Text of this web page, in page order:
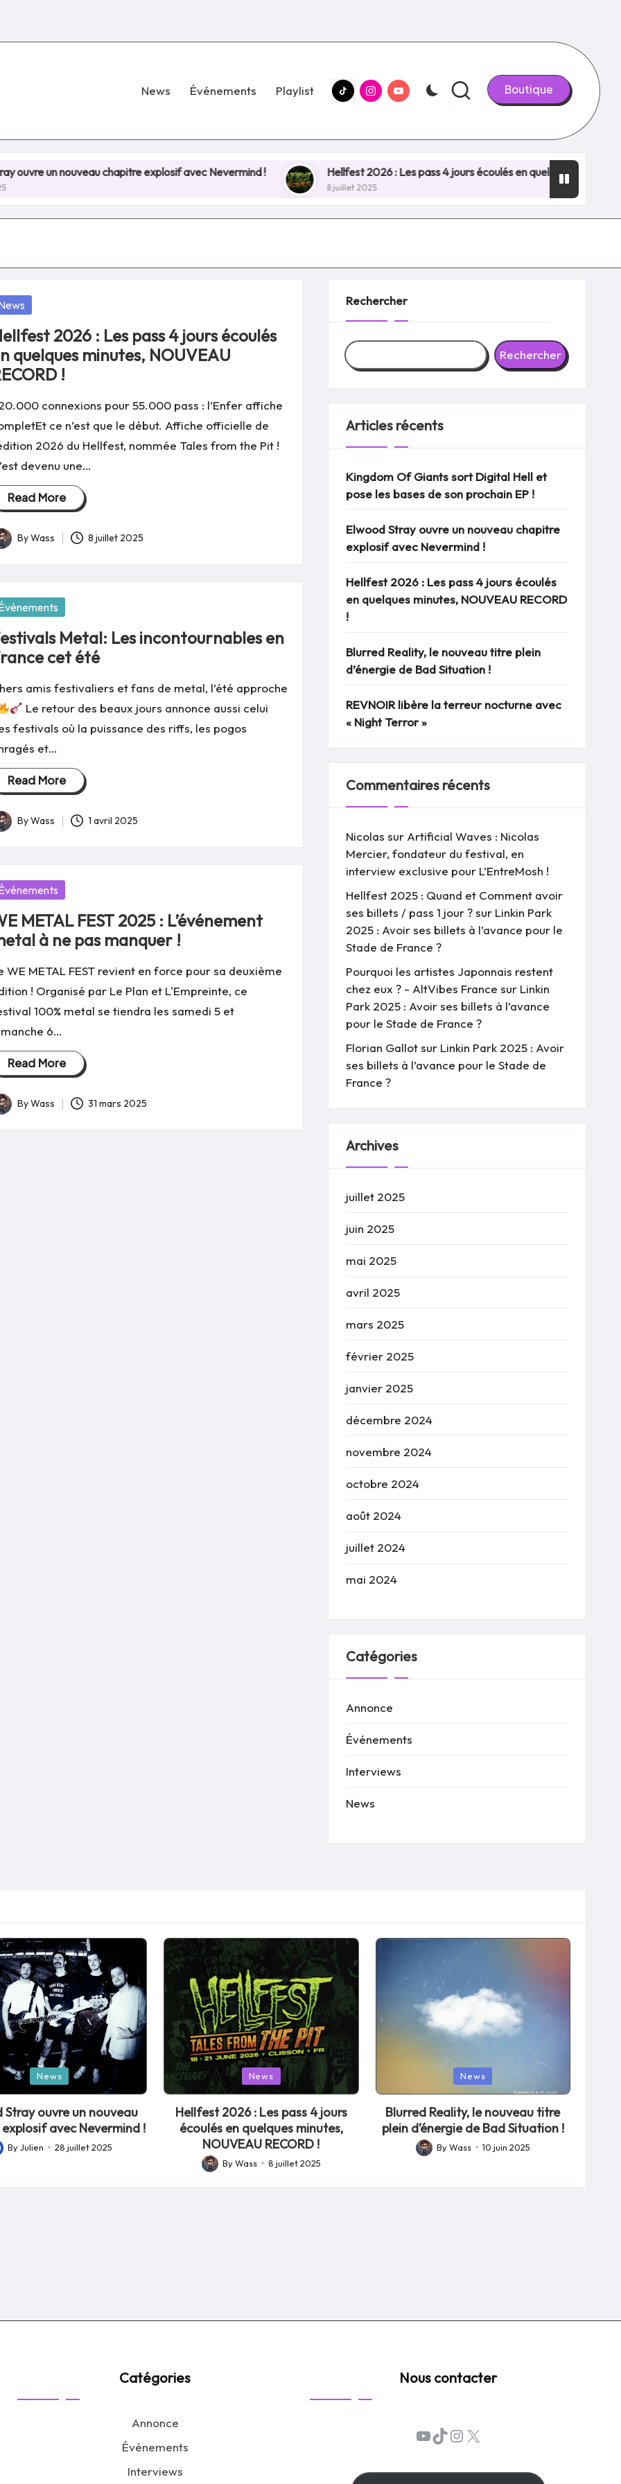
News
Événements Playlist tiktok.comInstagram.com
youtube.com Boutique
nouveau chapitre explosif avec Nevermind ! Hellfest 2026 : Les pass 4 jours écoulés en quelques minutes, NOUVEAU
8 juillet 2025
2026 : Les pass 4 jours écoulés
quelques minutes, NOUVEAU
!
connexions pour 55.000 pass : l’Enfer affiche
ce n’est que le début. Affiche officielle de
2026 du Hellfest, nommée Tales from the Pit !
devenu une…
Read More
ByWass 8 juillet 2025
Metal: Les incontournables en
cet été
amis festivaliers et fans de metal, l’été approche
Le retour des beaux jours annonce aussi celui
festivals où la puissance des riffs, les pogos
et…
Read More
ByWass 1 avril 2025
METAL FEST 2025 : L’événement
à ne pas manquer !
WE METAL FEST revient en force pour sa deuxième
! Organisé par Le Plan et L'Empreinte, ce
100% metal se tiendra les samedi 5 et
6…
Read More
ByWass 31 mars 2025
Rechercher
Rechercher
Articles récents
Kingdom Of Giants sort Digital Hell et
pose les bases de son prochain EP !
Elwood Stray ouvre un nouveau chapitre
explosif avec Nevermind !
Hellfest 2026 : Les pass 4 jours écoulés
en quelques minutes, NOUVEAU RECORD
!
Blurred Reality, le nouveau titre plein
d’énergie de Bad Situation !
REVNOIR libère la terreur nocturne avec
« Night Terror »
Commentaires récents
Nicolas sur Artificial Waves : Nicolas
Mercier, fondateur du festival, en
interview exclusive pour L’EntreMosh !
Hellfest 2025 : Quand et Comment avoir
ses billets / pass 1 jour ?sur Linkin Park
2025 : Avoir ses billets à l’avance pour le
Stade de France ?
Pourquoi les artistes Japonnais restent
chez eux ? - AltVibes France sur Linkin
Park 2025 : Avoir ses billets à l’avance
pour le Stade de France ?
Florian Gallotsur Linkin Park 2025 : Avoir
ses billets à l’avance pour le Stade de
France ?
Archives
juillet 2025
juin 2025
mai 2025
avril 2025
mars 2025
février 2025
janvier 2025
décembre 2024
novembre 2024
octobre 2024
août 2024
juillet 2024
mai 2024
Catégories
Annonce
Événements
Interviews
News
News
Stray ouvre un nouveau
avec Nevermind !
ByJulien 28 juillet 2025
Posted
in
News
Hellfest 2026 : Les pass 4 jours
écoulés en quelques minutes,
NOUVEAU RECORD !
Posted
ByWass 8 juillet 2025
in
News
Blurred Reality, le nouveau titre
plein d’énergie de Bad Situation !
Posted
ByWass 10 juin 2025
Catégories
Annonce
Événements
Interviews
Nous contacter
YouTube
TikTok
Instagram
X